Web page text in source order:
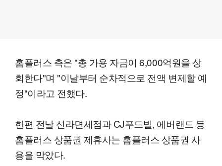
홈플러스 측은 "총 가용 자금이 6,000억원을 상
회한다"며 "이날부터 순차적으로 전액 변제할 예
정"이라고 전했다.
한편 전날 신라면세점과 CJ푸드빌, 에버랜드 등
홈플러스 상품권 제휴사는 홈플러스 상품권 사
용을 막았다.